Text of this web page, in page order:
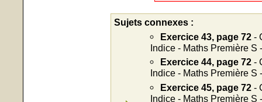
Sujets connexes :
Exercice 43, page 72 -
Indice - Maths Première
Exercice 44, page 72 -
Indice - Maths Première
Exercice 45, page 72 -
Indice - Maths Première